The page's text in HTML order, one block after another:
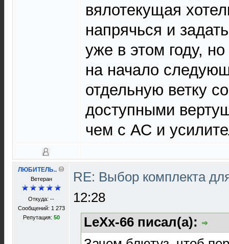
вялотекущая
напрячься и
уже в этом году,
на начало
отдельную ветку
доступными
чем с АС и
ЛЮБИТЕЛЬ..
Ветеран
Откуда: --
Сообщений: 1 273
Репутация: 50
RE: Выбор комплекта
12:28
LeXx-66 писал(а):